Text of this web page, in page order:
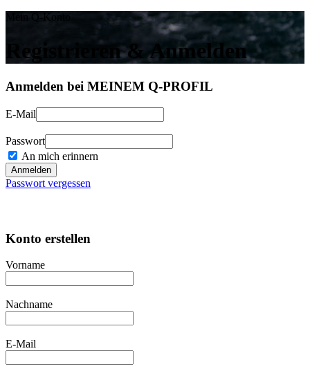
Mein Q-Konto
Registrieren & Anmelden
Anmelden bei MEINEM Q-PROFIL
E-Mail
Passwort
An mich erinnern
Passwort vergessen
Konto erstellen
Vorname
Nachname
E-Mail